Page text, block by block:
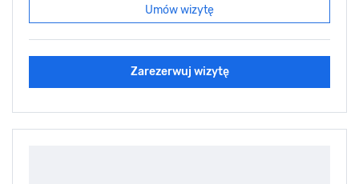
Umów wizytę
Zarezerwuj wizytę